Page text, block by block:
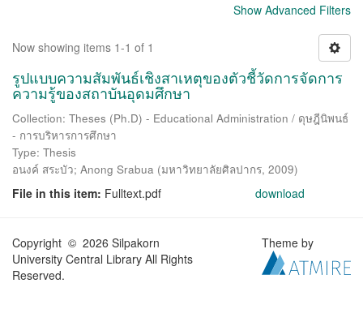
Show Advanced Filters
Now showing items 1-1 of 1
รูปแบบความสัมพันธ์เชิงสาเหตุของตัวชี้วัดการจัดการ
ความรู้ของสถาบันอุดมศึกษา
Collection: Theses (Ph.D) - Educational Administration / ดุษฎีนิพนธ์
- การบริหารการศึกษา
Type: Thesis
อนงค์ สระบัว; Anong Srabua (มหาวิทยาลัยศิลปากร, 2009)
File in this item: Fulltext.pdf download
Copyright © 2026 Silpakorn
University Central Library All Rights
Reserved.
Theme by